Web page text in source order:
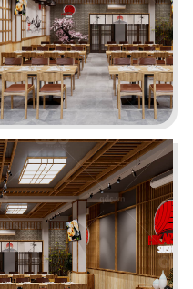
96
SIK DAK FOOK HOTPOT
Lẩu nướng Macau